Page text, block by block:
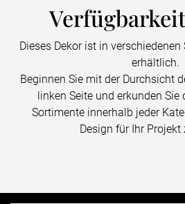
Dieses Dekor ist in
erhältlich.
Beginnen Sie mit der Durchsicht
linken Seite und erkunden Sie
Sortimente innerhalb jeder
Design für Ihr Projekt